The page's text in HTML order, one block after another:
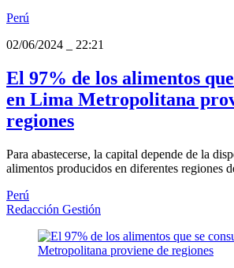
Perú
02/06/2024
22:21
El 97% de los alimentos
en Lima Metropolitana
regiones
Para abastecerse, la capital depende de la
alimentos producidos en diferentes regiones
Perú
Redacción Gestión